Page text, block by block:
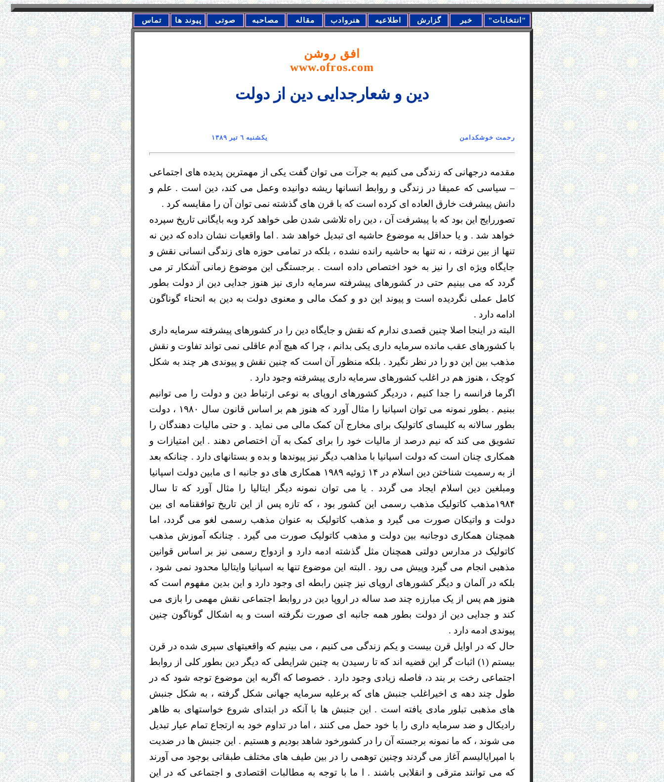
تماس پیوند ها صوتی مصاحبه مقاله هنروادب اطلاعیه گزارش خبر "انتخابات"
افق روشن
www.ofros.com
دین و شعارجدایی دین از دولت
رحمت خوشکدامن یکشنبه ٦ تیر ١٣٨٩
مقدمه درجهانی که زندگی می کنیم به جرآت می توان گفت یکی از مهمترین پدیده های اجتماعی
– سیاسی که عمیقا در زندگی و روابط انسانها ریشه دوانیده وعمل می کند، دین است . علم و
دانش پیشرفت خارق العاده ای کرده است که با قرن های گذشته نمی توان آن را مقایسه کرد .
تصوررایج این بود که با پیشرفت آن ، دین راه تلاشی شدن طی خواهد کرد وبه بایگانی تاریخ سپرده
خواهد شد . و یا حداقل به موضوع حاشیه ای تبدیل خواهد شد . اما واقعیات نشان داده که دین نه
تنها از بین نرفته ، نه تنها به حاشیه رانده نشده ، بلکه در تمامی حوزه های زندگی انسانی نقش و
جایگاه ویژه ای را نیز به خود اختصاص داده است . برجستگی این موضوع زمانی آشکار تر می
گردد که می بینیم حتی در کشورهای پیشرفته سرمایه داری نیز هنوز جدایی دین از دولت بطور
کامل عملی نگردیده است و پیوند این دو و کمک مالی و معنوی دولت به دین به انحناء گوناگون
ادامه دارد .
البته در اینجا اصلا چنین قصدی ندارم که نقش و جایگاه دین را در کشورهای پیشرفته سرمایه داری
با کشورهای عقب مانده سرمایه داری یکی بدانم ، چرا که هیچ آدم عاقلی نمی تواند تفاوت و نقش
مذهب بین این دو را در نظر نگیرد . بلکه منظور آن است که چنین نقش و پیوندی هر چند به شکل
کوچک ، هنوز هم در اغلب کشورهای سرمایه داری پیشرفته وجود دارد .
اگرما فرانسه را جدا کنیم ، دردیگر کشورهای اروپای به نوعی ارتباط دین و دولت را می توانیم
ببنیم . بطور نمونه می توان اسپانیا را مثال آورد که هنوز هم بر اساس قانون سال ١٩٨٠ ، دولت
بطور سالانه به کلیسای کاتولیک برای مخارج آن کمک مالی می نماید . و حتی مالیات دهندگان را
تشویق می کند که نیم درصد از مالیات خود را برای کمک به آن اختصاص دهند . این امتیازات و
همکاری چنان است که دولت اسپانیا با مذاهب دیگر نیز پیوندها و بده و بستانهای دارد . چنانکه بعد
از به رسمیت شناختن دین اسلام در ١۴ ژوئیه ١٩٨٩ همکاری های دو جانبه ا ی مابین دولت اسپانیا
ومبلغین دین اسلام ایجاد می گردد . یا می توان نمونه دیگر ایتالیا را مثال آورد که تا سال
١٩٨۴مذهب کاتولیک مذهب رسمی این کشور بود ، که تازه پس از این تاریخ توافقنامه ای بین
دولت و واتیکان صورت می گیرد و مذهب کاتولیک به عنوان مذهب رسمی لغو می گردد، اما
همچنان همکاری دوجانبه بین دولت و مذهب کاتولیک صورت می گیرد . چنانکه آموزش مذهب
کاتولیک در مدارس دولتی همچنان مثل گذشته ادمه دارد و ازدواج رسمی نیز بر اساس قوانین
مذهبی انجام می گیرد وپیش می رود . البته این موضوع تنها به اسپانیا وایتالیا محدود نمی شود ،
بلکه در آلمان و دیگر کشورهای اروپای نیز چنین رابطه ای وجود دارد و این بدین مفهوم است که
هنوز هم پس از یک مبارزه چند صد ساله در اروپا دین در روابط اجتماعی نقش مهمی را بازی می
کند و جدایی دین از دولت بطور همه جانبه ای صورت نگرفته است و به اشکال گوناگون چنین
پیوندی ادمه دارد .
حال که در اوایل قرن بیست و یکم زندگی می کنیم ، می بینیم که واقعیتهای سپری شده در قرن
بیستم (١) اثبات گر این قضیه اند که تا رسیدن به چنین شرایطی که دیگر دین بطور کلی از روابط
اجتماعی رخت بر بند د، فاصله زیادی وجود دارد . خصوصا که اگربه این موضوع توجه شود که در
طول چند دهه ی اخیراغلب جنبش های که برعلیه سرمایه جهانی شکل گرفته ، به شکل جنبش
های مذهبی تبلور مادی یافته است . این جنبش ها با آنکه در ابتدای شروع خواستهای به ظاهر
رادیکال و ضد سرمایه داری را با خود حمل می کنند ، اما در تداوم خود به ارتجاع تمام عیار تبدیل
می شوند ، که ما نمونه برجسته آن را در کشورخود شاهد بودیم و هستیم . این جنبش ها در ضدیت
با امپرایالیسم آغاز می گردند وچنین توهمی را در بین طیف های مختلف طبقاتی بوجود می آورند
که می توانند مترقی و انقلابی باشند . ا ما با توجه به مطالبات اقتصادی و اجتماعی که در این